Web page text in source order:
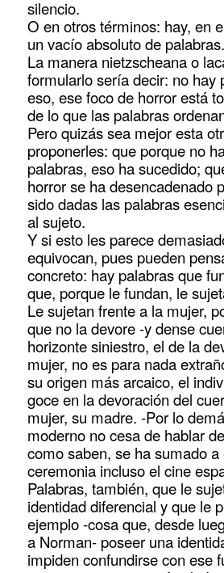
silencio.
O en otros términos: hay, en
un vacío absoluto de palabras.
La manera nietzscheana o
formularlo sería decir: no hay
eso, ese foco de horror está
de lo que las palabras
Pero quizás sea mejor esta
proponerles: que porque no
palabras, eso ha sucedido;
horror se ha desencadenado
sido dadas las palabras
al sujeto.
Y si esto les parece
equivocan, pues pueden
concreto: hay palabras que
que, porque le fundan, le
Le sujetan frente a la mujer,
que no la devore -y dense
horizonte siniestro, el de la
mujer, no es para nada
su origen más arcaico, el
goce en la devoración del
mujer, su madre. -Por lo
moderno no cesa de hablar
como saben, se ha sumado a
ceremonia incluso el cine
Palabras, también, que le
identidad diferencial y que le
ejemplo -cosa que, desde
a Norman- poseer una
impiden confundirse con ese